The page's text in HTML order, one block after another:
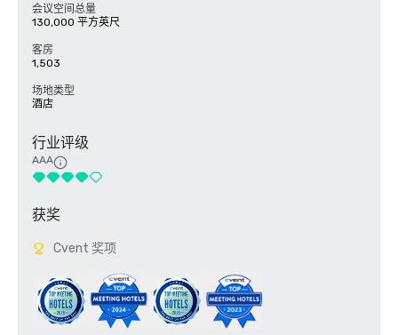
会议空间总量
130,000 平方英尺
客房
1,503
场地类型
酒店
行业评级
AAA
获奖
Cvent 奖项